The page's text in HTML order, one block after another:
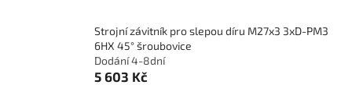
Strojní závitník pro slepou díru M27x3 3xD-PM3
6HX 45° šroubovice
Dodání 4-8dní
5 603 Kč